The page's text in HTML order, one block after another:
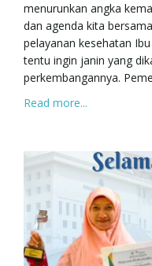
menurunkan angka
dan agenda kita
pelayanan kesehatan
tentu ingin janin yang
perkembangannya.
Read more...